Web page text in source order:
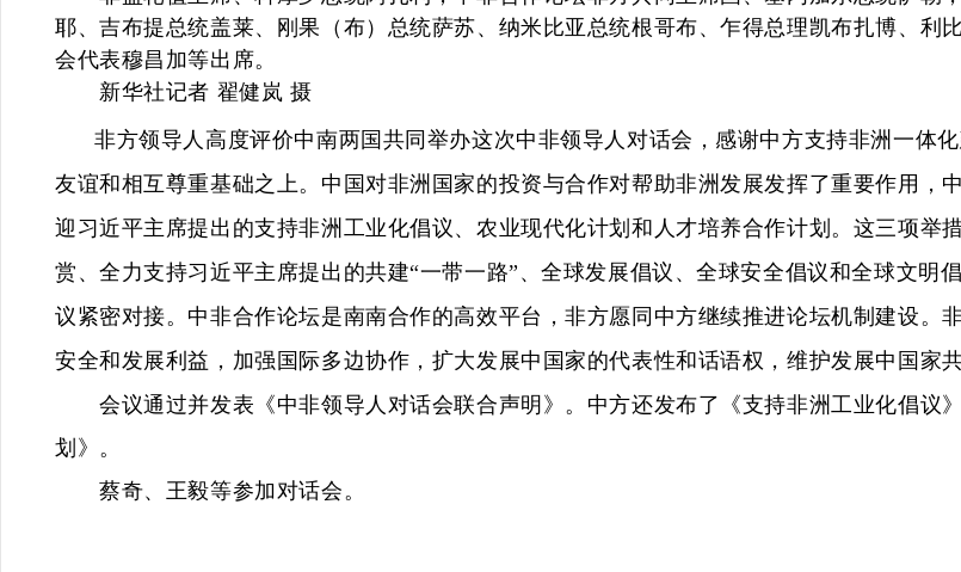
耶、吉布提总统盖莱、刚果（布）总统萨苏、纳米比亚总统根哥布、乍得总理凯布扎博、
会代表穆昌加等出席。
新华社记者 翟健岚 摄
非方领导人高度评价中南两国共同举办这次中非领导人对话会，感谢中方支持非洲一体
友谊和相互尊重基础之上。中国对非洲国家的投资与合作对帮助非洲发展发挥了重要作用
迎习近平主席提出的支持非洲工业化倡议、农业现代化计划和人才培养合作计划。这三项
赏、全力支持习近平主席提出的共建“一带一路”、全球发展倡议、全球安全倡议和全球文明
议紧密对接。中非合作论坛是南南合作的高效平台，非方愿同中方继续推进论坛机制建设
安全和发展利益，加强国际多边协作，扩大发展中国家的代表性和话语权，维护发展中国家共
会议通过并发表《中非领导人对话会联合声明》。中方还发布了《支持非洲工业化倡议
划》。
蔡奇、王毅等参加对话会。